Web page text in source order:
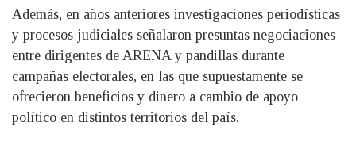
Además, en años anteriores investigaciones periodísticas
y procesos judiciales señalaron presuntas negociaciones
entre dirigentes de ARENA y pandillas durante
campañas electorales, en las que supuestamente se
ofrecieron beneficios y dinero a cambio de apoyo
político en distintos territorios del país.